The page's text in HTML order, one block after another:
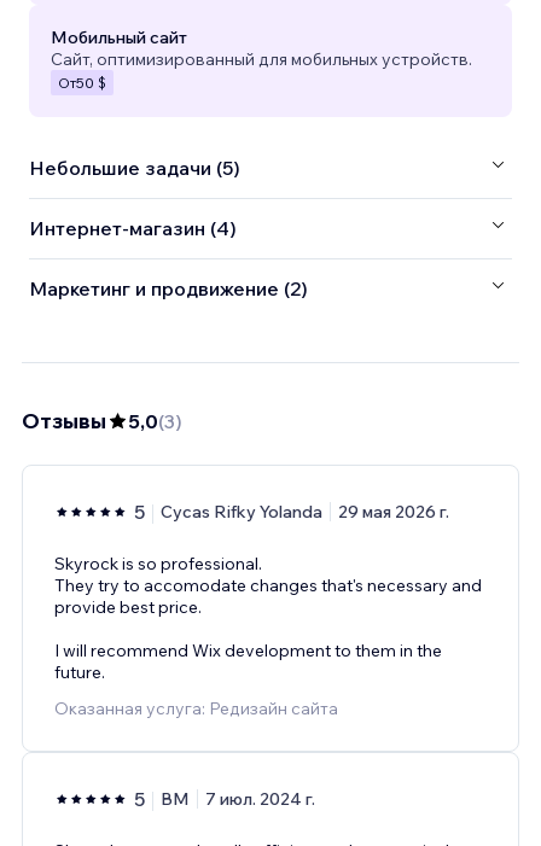
Мобильный сайт
Сайт, оптимизированный для мобильных устройств.
От50 $
Небольшие задачи (5)
Интернет-магазин (4)
Маркетинг и продвижение (2)
Отзывы 5,0(3)
5 Cycas Rifky Yolanda 29 мая 2026 г.
Skyrock is so professional.
They try to accomodate changes that's necessary and
provide best price.
I will recommend Wix development to them in the
future.
Оказанная услуга: Редизайн сайта
5 BM 7 июл. 2024 г.